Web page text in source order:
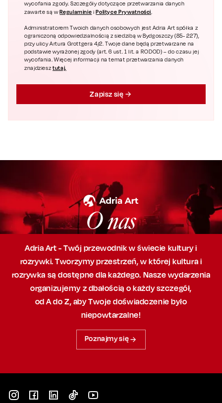
Administratorem Twoich danych osobowych jest Adria Art spółka z
przy ulicy Artura Grottgera 4/2. Twoje dane będą przetwarzane na
podstawie wyrażonej zgody (art. 6 ust. 1 lit. a RODOD) – do czasu jej
wycofania. Więcej informacji na temat przetwarzania danych
znajdziesztutaj.
O nas
Adria Art - Twój przewodnik w świecie kultury i
rozrywki. Tworzymy przestrzeń,w którejkultura i
rozrywka są dostępne dla każdego. Nasze wydarzenia
organizujemyz dbałościąo każdy szczegół,
od A do Z, abyTwoje doświadczenie było
niepowtarzalne!
Poznajmy się